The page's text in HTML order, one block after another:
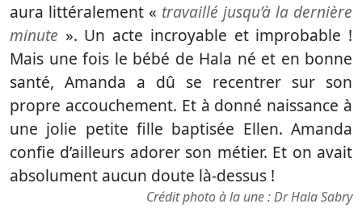
aura littéralement « travaillé jusqu’à la dernière
minute ». Un acte incroyable et improbable !
Mais une fois le bébé de Hala né et en bonne
santé, Amanda a dû se recentrer sur son
propre accouchement. Et à donné naissance à
une jolie petite fille baptisée Ellen. Amanda
confie d’ailleurs adorer son métier. Et on avait
absolument aucun doute là-dessus !
Crédit photo à la une :Dr Hala Sabry